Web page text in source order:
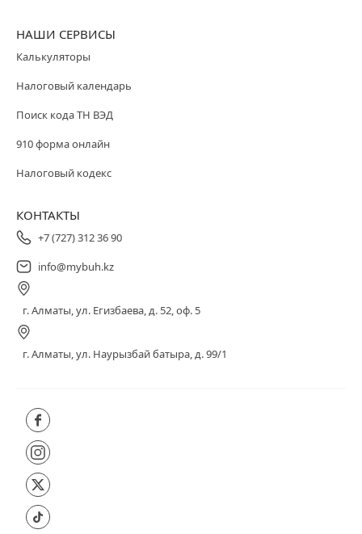
НАШИ СЕРВИСЫ
Калькуляторы
Налоговый календарь
Поиск кода ТН ВЭД
910 форма онлайн
Налоговый кодекс
КОНТАКТЫ
+7 (727) 312 36 90
info@mybuh.kz
г. Алматы, ул. Егизбаева, д. 52, оф. 5
г. Алматы, ул. Наурызбай батыра, д. 99/1